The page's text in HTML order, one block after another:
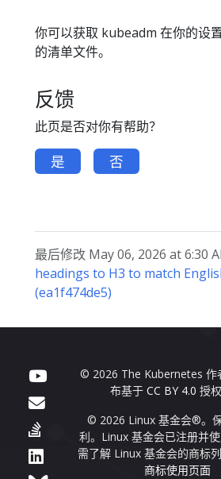
你可以获取 kubeadm 在你的设
的清单文件。
反馈
此页是否对你有帮助？
是 否
最后修改 May 06, 2026 at 6:30
headings to H3 to match
(ea1f474de5)
© 2026 The Kubernetes 作
布基于CC BY 4.0 授
© 2026 Linux 基金会®。
利。Linux 基金会已注册并
需了解 Linux 基金会的商标
商标使用页面